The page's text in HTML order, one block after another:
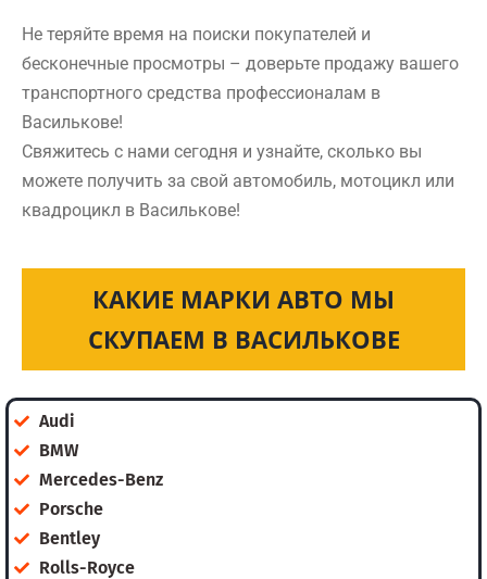
Не теряйте время на поиски покупателей и
бесконечные просмотры – доверьте продажу вашего
транспортного средства профессионалам в
Василькове!
Свяжитесь с нами сегодня и узнайте, сколько вы
можете получить за свой автомобиль, мотоцикл или
квадроцикл в Василькове!
КАКИЕ МАРКИ АВТО МЫ
СКУПАЕМ В ВАСИЛЬКОВЕ
Audi
BMW
Mercedes-Benz
Porsche
Bentley
Rolls-Royce